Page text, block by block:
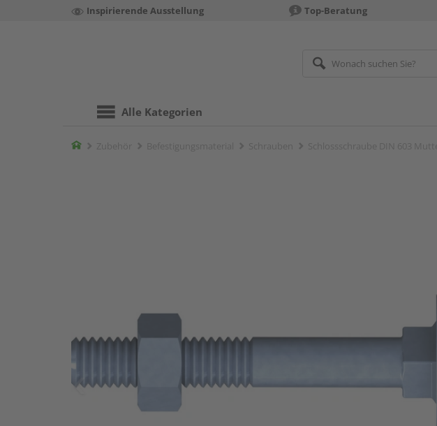
Inspirierende Ausstellung Top-Beratung
Alle Kategorien
Home